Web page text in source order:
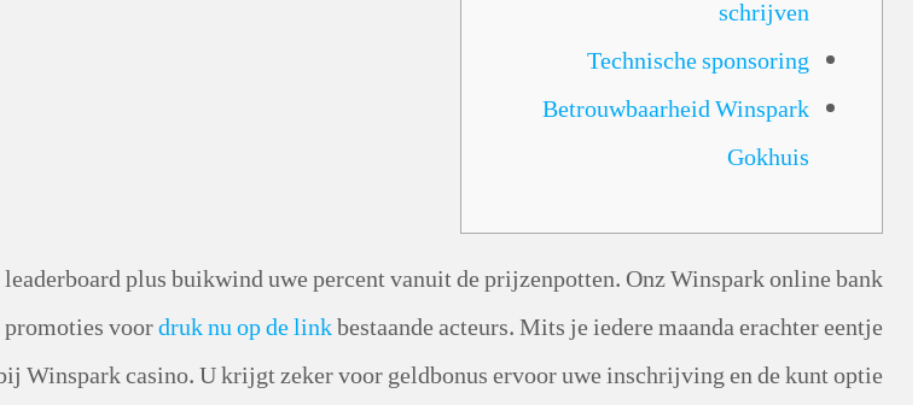
schrijven
Technische sponsoring
Betrouwbaarheid Winspark
Gokhuis
plus buikwind uwe percent vanuit de prijzenpotten. Onz Winspark online bank
voordruk nu op de linkbestaande acteurs. Mits je iedere maanda erachter eentje
Winspark casino.U krijgt zeker voor geldbonus ervoor uwe inschrijving en de kunt optie